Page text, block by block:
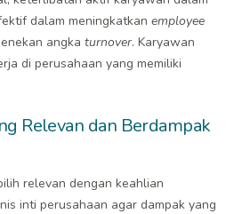
dalam meningkatkan employee
angka turnover. Karyawan
di perusahaan yang memiliki
Relevan dan Berdampak
relevan dengan keahlian
inti perusahaan agar dampak yang